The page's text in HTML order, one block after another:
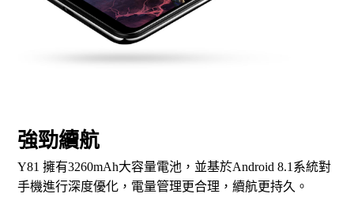
強勁續航
Y81 擁有3260mAh大容量電池，並基於Android 8.1系統對
手機進行深度優化，電量管理更合理，續航更持久。